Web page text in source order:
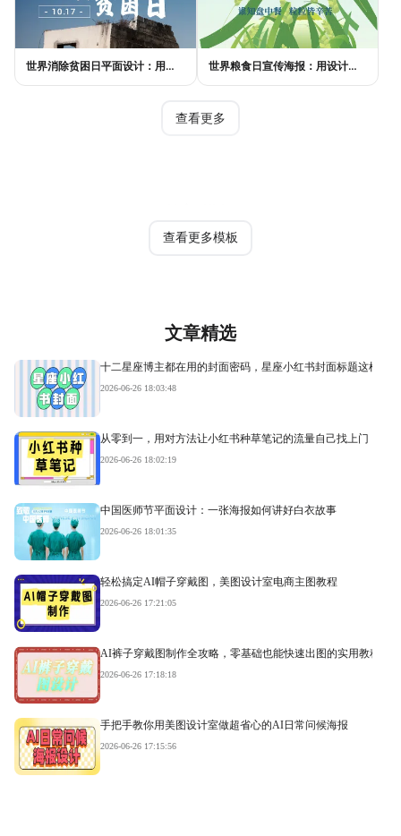
世界消除贫困日平面设计：用视觉语言传递尊严与温度 世界粮食日宣传海报：用设计传递"粮"心，让每一粒米都有声音
查看更多
查看更多模板
文章精选
十二星座博主都在用的封面密码，星座小红书封面标题这样写
2026-06-26 18:03:48
从零到一，用对方法让小红书种草笔记的流量自己找上门
2026-06-26 18:02:19
中国医师节平面设计：一张海报如何讲好白衣故事
2026-06-26 18:01:35
轻松搞定AI帽子穿戴图，美图设计室电商主图教程
2026-06-26 17:21:05
AI裤子穿戴图制作全攻略，零基础也能快速出图的实用教程
2026-06-26 17:18:18
手把手教你用美图设计室做超省心的AI日常问候海报
2026-06-26 17:15:56